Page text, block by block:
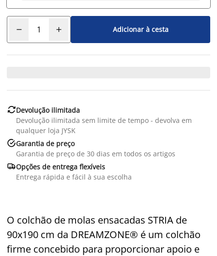
Adicionar à cesta
Devolução ilimitada
Devolução ilimitada sem limite de tempo - devolva em
qualquer loja JYSK
Garantia de preço
Garantia de preço de 30 dias em todos os artigos
Opções de entrega flexíveis
Entrega rápida e fácil à sua escolha
O colchão de molas ensacadas STRIA de
90x190 cm da DREAMZONE® é um colchão
firme concebido para proporcionar apoio e